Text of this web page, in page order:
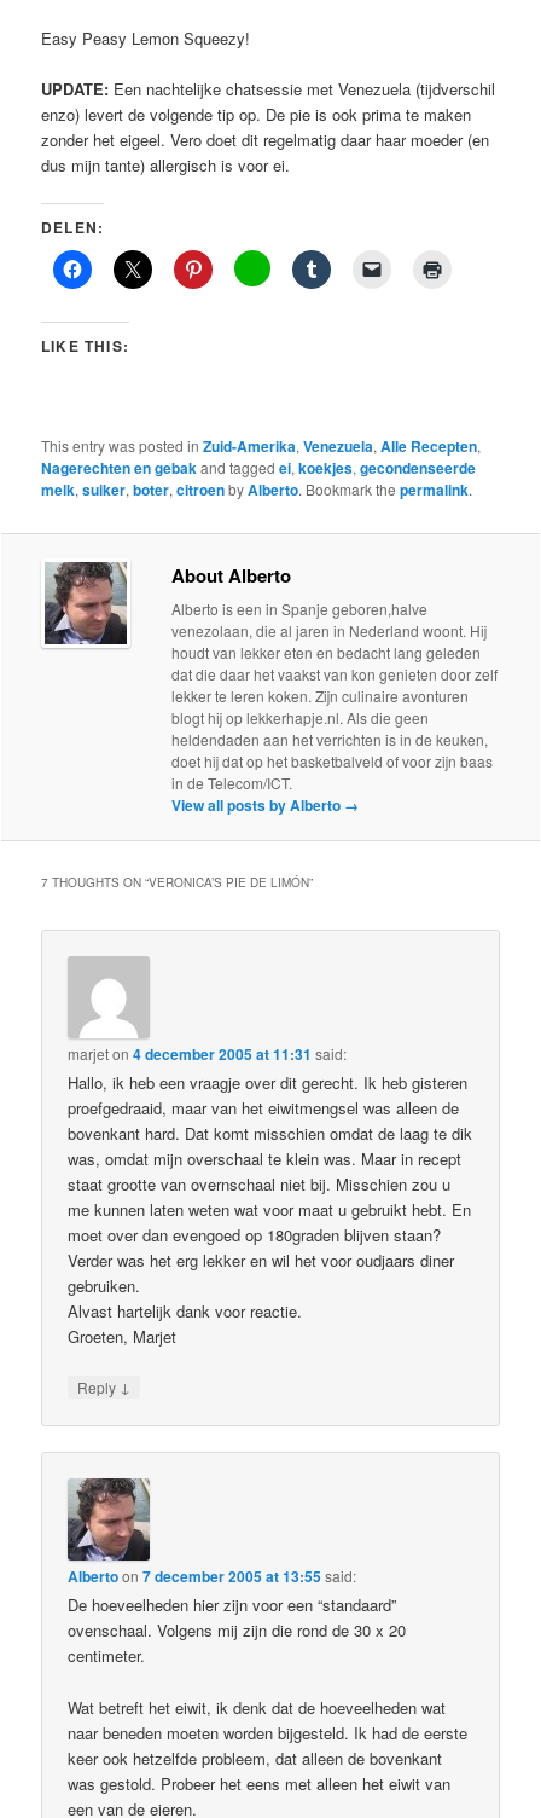
Easy Peasy Lemon Squeezy!
UPDATE: Een nachtelijke chatsessie met Venezuela (tijdverschil
enzo) levert de volgende tip op. De pie is ook prima te maken
zonder het eigeel. Vero doet dit regelmatig daar haar moeder (en
dus mijn tante) allergisch is voor ei.
DELEN:
LIKE THIS:
This entry was posted inZuid-Amerika,Venezuela,Alle Recepten,
Nagerechten en gebakand taggedei,koekjes,gecondenseerde
melk,suiker,boter,citroenbyAlberto. Bookmark thepermalink.
About Alberto
Alberto is een in Spanje geboren,halve
venezolaan, die al jaren in Nederland woont. Hij
houdt van lekker eten en bedacht lang geleden
dat die daar het vaakst van kon genieten door zelf
lekker te leren koken. Zijn culinaire avonturen
blogt hij op lekkerhapje.nl. Als die geen
heldendaden aan het verrichten is in de keuken,
doet hij dat op het basketbalveld of voor zijn baas
in de Telecom/ICT.
View all posts by Alberto →
7 THOUGHTS ON “VERONICA’S PIE DE LIMÓN”
marjeton4 december 2005 at 11:31 said:
Hallo, ik heb een vraagje over dit gerecht. Ik heb gisteren
proefgedraaid, maar van het eiwitmengsel was alleen de
bovenkant hard. Dat komt misschien omdat de laag te dik
was, omdat mijn overschaal te klein was. Maar in recept
staat grootte van overnschaal niet bij. Misschien zou u
me kunnen laten weten wat voor maat u gebruikt hebt. En
moet over dan evengoed op 180graden blijven staan?
Verder was het erg lekker en wil het voor oudjaars diner
gebruiken.
Alvast hartelijk dank voor reactie.
Groeten, Marjet
Reply ↓
Albertoon7 december 2005 at 13:55said:
De hoeveelheden hier zijn voor een “standaard”
ovenschaal. Volgens mij zijn die rond de 30 x 20
centimeter.
Wat betreft het eiwit, ik denk dat de hoeveelheden wat
naar beneden moeten worden bijgesteld. Ik had de eerste
keer ook hetzelfde probleem, dat alleen de bovenkant
was gestold. Probeer het eens met alleen het eiwit van
een van de eieren.